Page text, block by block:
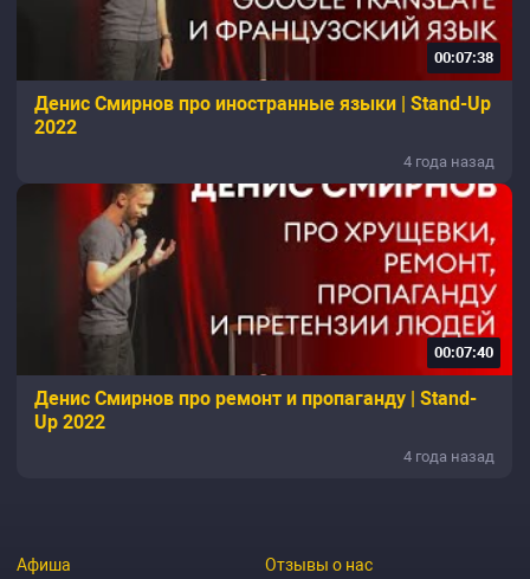
00:07:38
Денис Смирнов про иностранные языки | Stand-Up
2022
4 года назад
00:07:40
Денис Смирнов про ремонт и пропаганду | Stand-
Up 2022
4 года назад
Афиша Отзывы о нас